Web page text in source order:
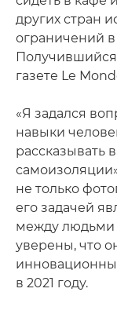
других стран
ограничений
газете Le
«Я задался
навыки
рассказывать
не только
его задачей
между
уверены, что
в 2021 году.